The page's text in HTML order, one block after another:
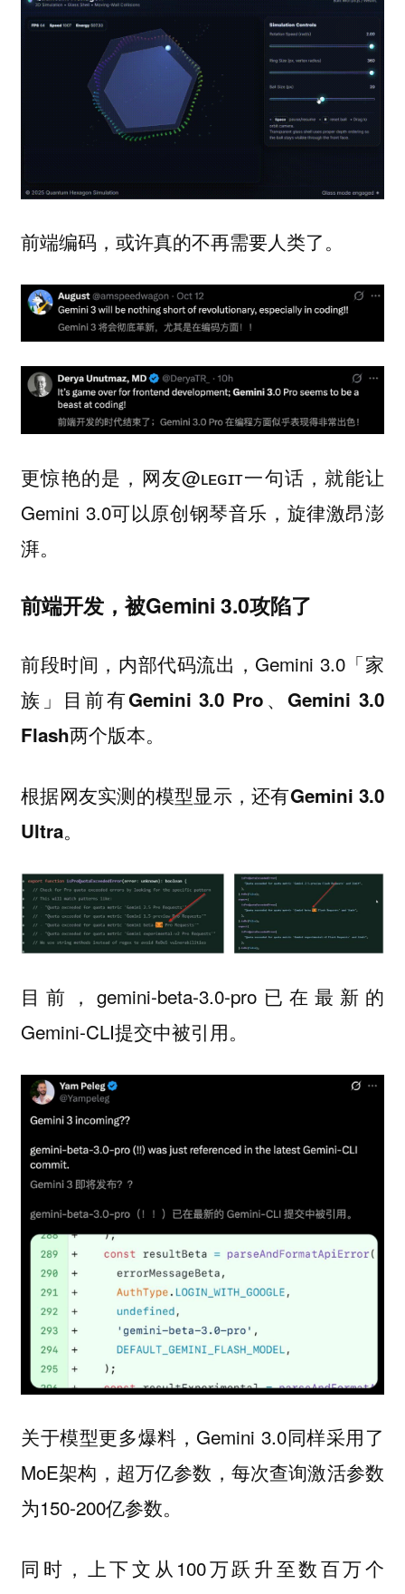
前端编码，或许真的不再需要人类了。
更惊艳的是，网友@ʟᴇɢɪᴛ一句话，就能让
Gemini 3.0可以原创钢琴音乐，旋律激昂澎
湃。
前端开发，被Gemini 3.0攻陷了
前段时间，内部代码流出，Gemini 3.0「家
族」目前有Gemini 3.0 Pro、Gemini 3.0
Flash两个版本。
根据网友实测的模型显示，还有Gemini 3.0
Ultra。
目前，gemini-beta-3.0-pro已在最新的
Gemini-CLI提交中被引用。
关于模型更多爆料，Gemini 3.0同样采用了
MoE架构，超万亿参数，每次查询激活参数
为150-200亿参数。
同时，上下文从100万跃升至数百万个